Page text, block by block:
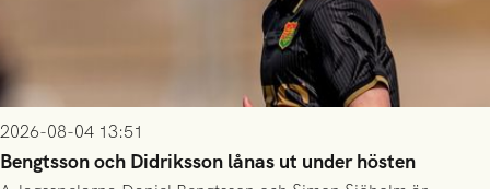
2026-08-04 13:51
Bengtsson och Didriksson lånas ut under hösten